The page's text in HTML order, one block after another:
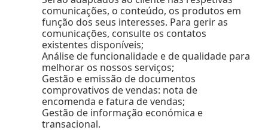
comunicações, o conteúdo, os produtos em
função dos seus interesses. Para gerir as
comunicações, consulte os contatos
existentes disponíveis;
Análise de funcionalidade e de qualidade para
melhorar os nossos serviços;
Gestão e emissão de documentos
comprovativos de vendas: nota de
encomenda e fatura de vendas;
Gestão de informação económica e
transacional.